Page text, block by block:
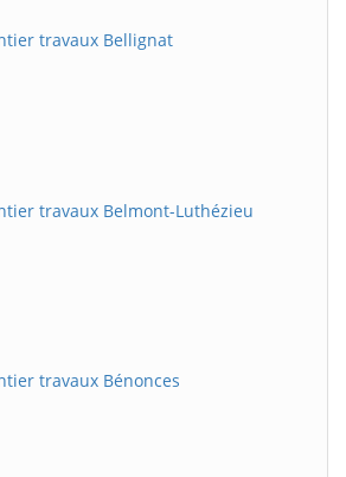
travaux Bellignat
travaux Belmont-Luthézieu
travaux Bénonces